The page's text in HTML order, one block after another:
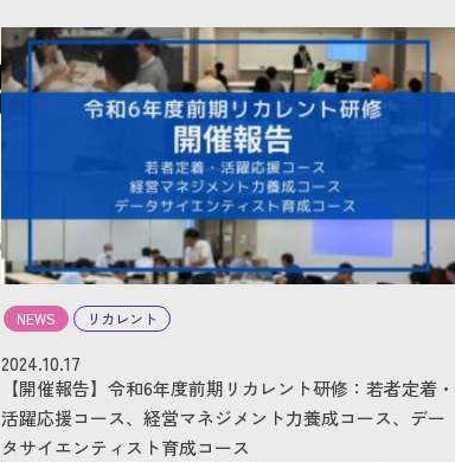
NEWS リカレント
2024.10.17
【開催報告】令和6年度前期リカレント研修：若者定着・
活躍応援コース、経営マネジメント力養成コース、デー
タサイエンティスト育成コース